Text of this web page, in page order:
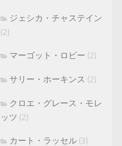
ジェシカ・チャステイン
(2)
マーゴット・ロビー (2)
サリー・ホーキンス (2)
クロエ・グレース・モレ
ッツ (2)
カート・ラッセル (3)